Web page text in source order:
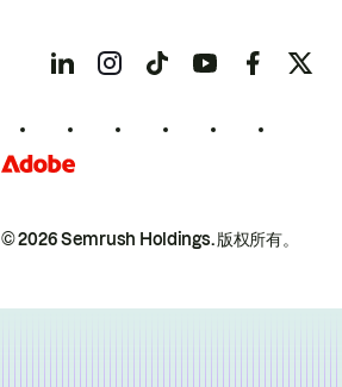
© 2026 Semrush Holdings.版权所有。